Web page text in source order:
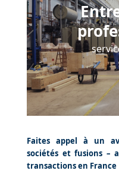
Faites appel à un
sociétés et fusions –
transactions en France